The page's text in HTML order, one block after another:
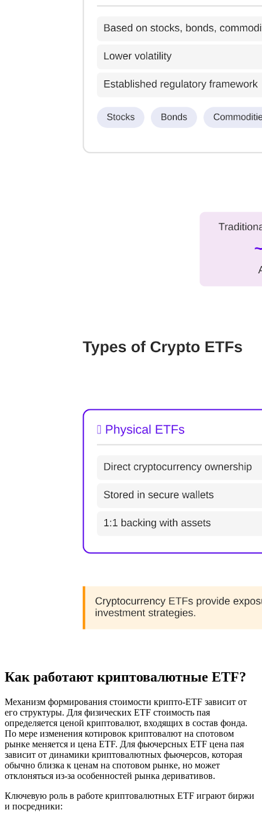
Как работают криптовалютные ETF?
Механизм формирования стоимости крипто-ETF зависит от
его структуры. Для физических ETF стоимость пая
определяется ценой криптовалют, входящих в состав фонда.
По мере изменения котировок криптовалют на спотовом
рынке меняется и цена ETF. Для фьючерсных ETF цена пая
зависит от динамики криптовалютных фьючерсов, которая
обычно близка к ценам на спотовом рынке, но может
отклоняться из-за особенностей рынка деривативов.
Ключевую роль в работе криптовалютных ETF играют биржи
и посредники: